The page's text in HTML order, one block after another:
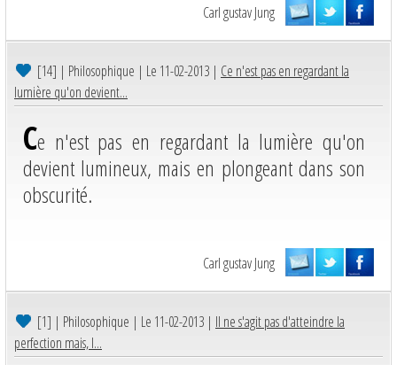
Carl gustav Jung
[14] | Philosophique | Le 11-02-2013 | Ce n'est pas en regardant la
lumière qu'on devient...
Ce n'est pas en regardant la lumière qu'on
devient lumineux, mais en plongeant dans son
obscurité.
Carl gustav Jung
[1] | Philosophique | Le 11-02-2013 | Il ne s'agit pas d'atteindre la
perfection mais, l...